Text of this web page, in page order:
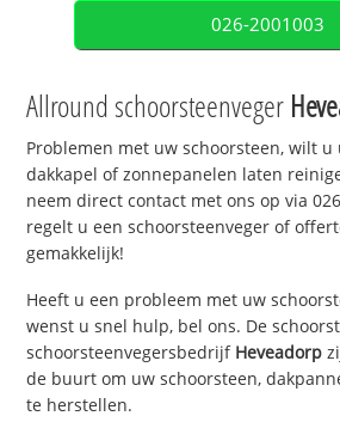
026-2001003
Allround schoorsteenveger
Problemen met uw schoorsteen, wilt u
dakkapel of zonnepanelen laten
neem direct contact met ons op via
regelt u een schoorsteenveger of
gemakkelijk!
Heeft u een probleem met uw
wenst u snel hulp, bel ons. De
schoorsteenvegersbedrijf Heveadorp
de buurt om uw schoorsteen,
te herstellen.